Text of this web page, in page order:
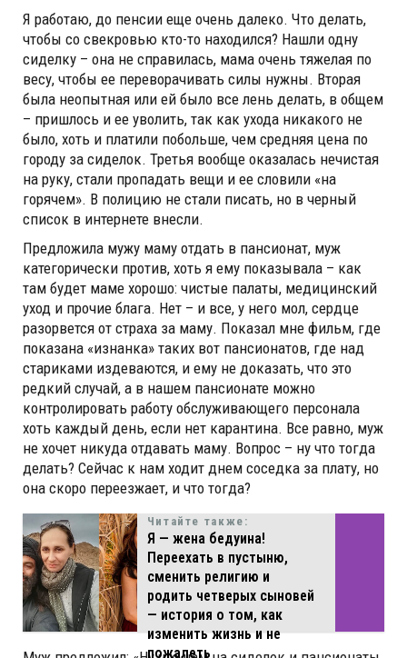
Я работаю, до пенсии еще очень далеко. Что делать,
чтобы со свекровью кто-то находился? Нашли одну
сиделку – она не справилась, мама очень тяжелая по
весу, чтобы ее переворачивать силы нужны. Вторая
была неопытная или ей было все лень делать, в общем
– пришлось и ее уволить, так как ухода никакого не
было, хоть и платили побольше, чем средняя цена по
городу за сиделок. Третья вообще оказалась нечистая
на руку, стали пропадать вещи и ее словили «на
горячем». В полицию не стали писать, но в черный
список в интернете внесли.
Предложила мужу маму отдать в пансионат, муж
категорически против, хоть я ему показывала – как
там будет маме хорошо: чистые палаты, медицинский
уход и прочие блага. Нет – и все, у него мол, сердце
разорвется от страха за маму. Показал мне фильм, где
показана «изнанка» таких вот пансионатов, где над
стариками издеваются, и ему не доказать, что это
редкий случай, а в нашем пансионате можно
контролировать работу обслуживающего персонала
хоть каждый день, если нет карантина. Все равно, муж
не хочет никуда отдавать маму. Вопрос – ну что тогда
делать? Сейчас к нам ходит днем соседка за плату, но
она скоро переезжает, и что тогда?
Читайте также:
Я — жена бедуина!
Переехать в пустыню,
сменить религию и
родить четверых сыновей
— история о том, как
изменить жизнь и не
пожалеть